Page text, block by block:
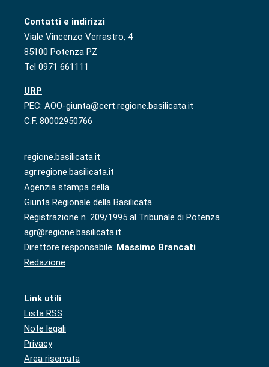
Contatti e indirizzi
Viale Vincenzo Verrastro, 4
85100 Potenza PZ
Tel 0971 661111
URP
PEC: AOO-giunta@cert.regione.basilicata.it
C.F. 80002950766
regione.basilicata.it
agr.regione.basilicata.it
Agenzia stampa della
Giunta Regionale della Basilicata
Registrazione n. 209/1995 al Tribunale di Potenza
agr@regione.basilicata.it
Direttore responsabile: Massimo Brancati
Redazione
Link utili
Lista RSS
Note legali
Privacy
Area riservata